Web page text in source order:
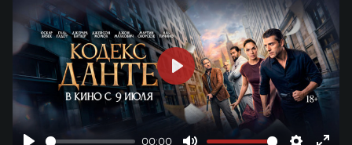
00:00
Play